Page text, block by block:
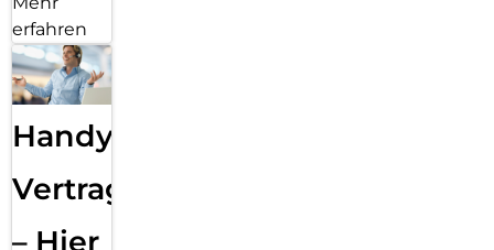
Smartphone
Ersteinrichtung
–